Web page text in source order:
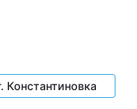
Константиновка